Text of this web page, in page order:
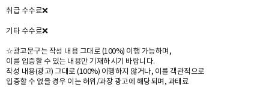
취급 수수료❌️
기타 수수료❌️
☆광고문구는 작성 내용 그대로 (100%) 이행 가능하며,
이를 입증할 수 있는 내용만 기재하시기 바랍니다.
작성 내용(광고) 그대로 (100%) 이행하지 않거나, 이를 객관적으로
입증할 수 없을 경우 이는 허위/과장 광고에 해당되며, 과태료